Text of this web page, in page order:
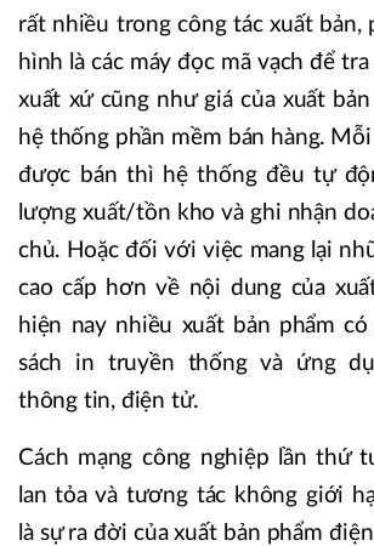
rất nhiều trong công tác xuất bản,
hình là các máy đọc mã vạch để
xuất xứ cũng như giá của xuất
hệ thống phần mềm bán hàng.
được bán thì hệ thống đều tự
lượng xuất/tồn kho và ghi nhận
chủ. Hoặc đối với việc mang lại
cao cấp hơn về nội dung của
hiện nay nhiều xuất bản phẩm
sách in truyền thống và ứng
thông tin, điện tử.
Cách mạng công nghiệp lần thứ
lan tỏa và tương tác không giới
là sự ra đời của xuất bản phẩm